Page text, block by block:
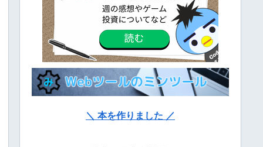
＼ 本を作りました ／